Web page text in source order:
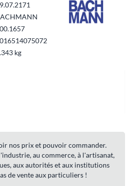
kg
nos prix et pouvoir commander.
au commerce, à l'artisanat,
aux autorités et aux institutions
de vente aux particuliers !